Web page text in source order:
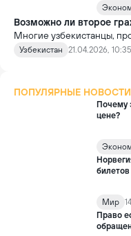
Возможно ли второе
Многие узбекистанцы,
сталкиваются с вопросом
Узбекистан 21.04.2026, 10:35
ПОПУЛЯРНЫЕ НОВОСТИ
Почему
цене?
Мир
Право